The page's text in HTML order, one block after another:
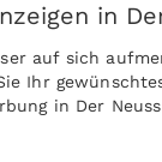
in
auf sich
Ihr
in Der